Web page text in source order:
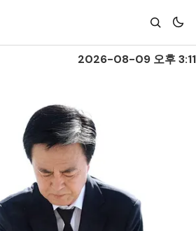
2026-08-09 오후 3:11